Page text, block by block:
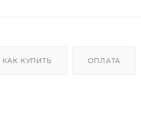
КАК КУПИТЬ ОПЛАТА